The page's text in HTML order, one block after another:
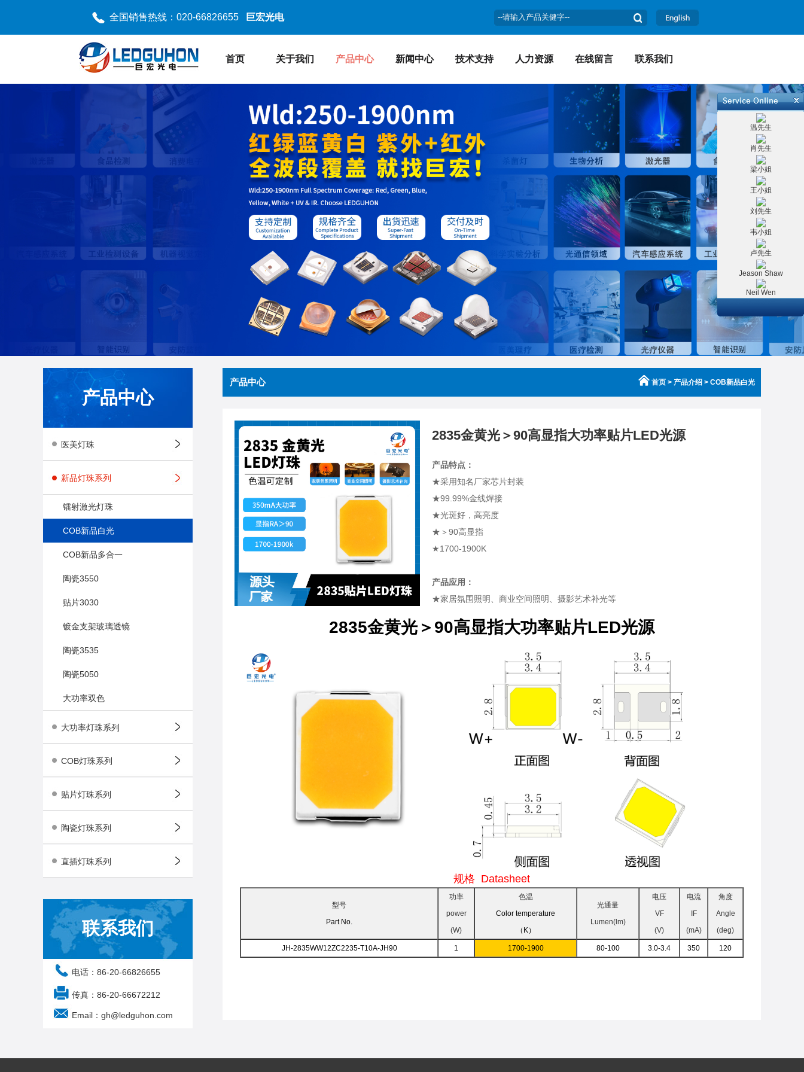
全国销售热线：020-66826655 巨宏光电
首页 关于我们 产品中心 新闻中心 技术支持 人力资源 在线留言 联系我们
产品中心
医美灯珠
新品灯珠系列
镭射激光灯珠
COB新品白光
COB新品多合一
陶瓷3550
贴片3030
镀金支架玻璃透镜
陶瓷3535
陶瓷5050
大功率双色
大功率灯珠系列
COB灯珠系列
贴片灯珠系列
陶瓷灯珠系列
直插灯珠系列
联系我们
电话：86-20-66826655
传真：86-20-66672212
Email：gh@ledguhon.com
产品中心 首页 > 产品介绍 > COB新品白光
2835金黄光＞90高显指大功率贴片LED光源
产品特点：
★采用知名厂家芯片封装
★99.99%金线焊接
★光斑好，高亮度
★＞90高显指
★1700-1900K
产品应用：
★家居氛围照明、商业空间照明、摄影艺术补光等
2835金黄光＞90高显指大功率贴片LED光源
规格 Datasheet
型号
Part No.
功率
power
(W)
色温
Color temperature
（K）
光通量
Lumen(lm)
电压
VF
(V)
电流
IF
(mA)
角度
Angle
(deg)
JH-2835WW12ZC2235-T10A-JH90 1 1700-1900 80-100 3.0-3.4 350 120
温先生
肖先生
梁小姐
王小姐
刘先生
韦小姐
卢先生
Jeason Shaw
Neil Wen